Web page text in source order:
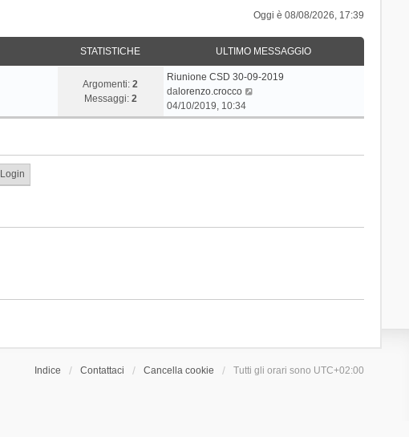
Oggi è 08/08/2026, 17:39
STATISTICHE ULTIMO MESSAGGIO
Argomenti:2
Messaggi: 2
Riunione CSD 30-09-2019
dalorenzo.crocco
d
o
04/10/2019, 10:34
Indice Contattaci Cancella cookie Tutti gli orari sono UTC+02:00